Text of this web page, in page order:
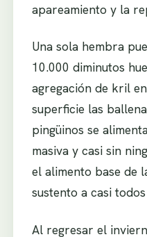
apareamiento y la
Una sola hembra
10.000 diminutos
agregación de kril
superficie las
pingüinos se
masiva y casi sin
el alimento base de
sustento a casi
Al regresar el